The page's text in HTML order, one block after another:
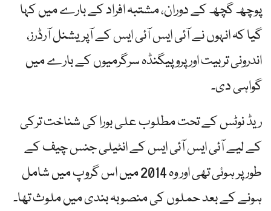
پوچھ گچھ کے دوران، مشتبہ افراد کے بارے میں کہا
گیا کہ انہوں نے آئی ایس آئی ایس کے آپریشنل آرڈرز،
اندرونی تربیت اور پروپیگنڈہ سرگرمیوں کے بارے میں
گواہی دی۔
ریڈ نوٹس کے تحت مطلوب علی بورا کی شناخت ترکی
کے لیے آئی ایس آئی ایس کے انٹیلی جنس چیف کے
طور پر ہوئی تھی اور وہ 2014 میں اس گروپ میں شامل
ہونے کے بعد حملوں کی منصوبہ بندی میں ملوث تھا۔